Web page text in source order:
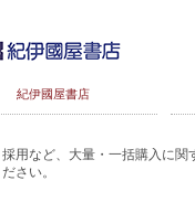
紀伊國屋書店
用など、大量・一括購入に関
さい。